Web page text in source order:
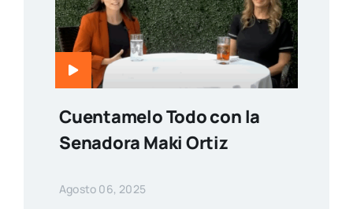
Cuentamelo Todo con la
Senadora Maki Ortiz
Agosto 06, 2025